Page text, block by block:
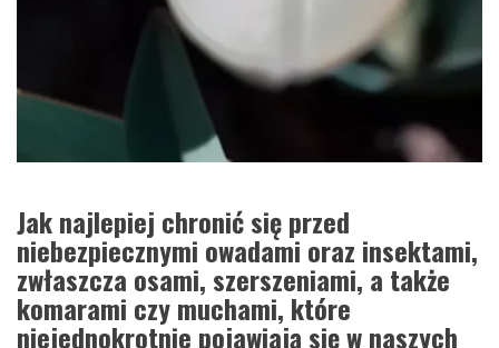
Jak najlepiej chronić się przed
niebezpiecznymi owadami oraz insektami,
zwłaszcza osami, szerszeniami, a także
komarami czy muchami, które
niejednokrotnie pojawiają się w naszych